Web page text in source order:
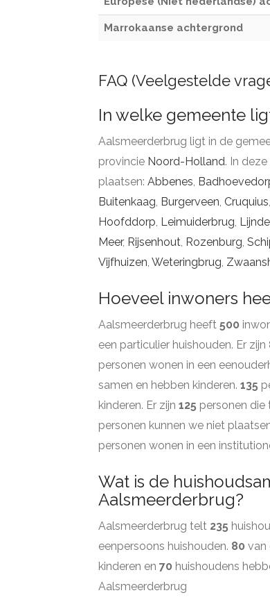
Marrokaanse achtergrond
FAQ (Veelgestelde
In welke gemeente
Aalsmeerderbrug ligt in de
provincie Noord-Holland. In
plaatsen: Abbenes,
Buitenkaag, Burgerveen, Cruquius,
Hoofddorp, Leimuiderbrug,
Meer, Rijsenhout, Rozenburg,
Vijfhuizen, Weteringbrug,
Hoeveel inwoners
Aalsmeerderbrug heeft 500
een particulier huishouden. Er zijn
personen wonen in een
samen en hebben kinderen. 135
kinderen. Er zijn 125 personen die
personen kunnen we niet
personen wonen in een
Wat is de
Aalsmeerderbrug?
Aalsmeerderbrug telt 235
eenpersoons huishouden. 80 van
kinderen en 70 huishoudens
Aalsmeerderbrug